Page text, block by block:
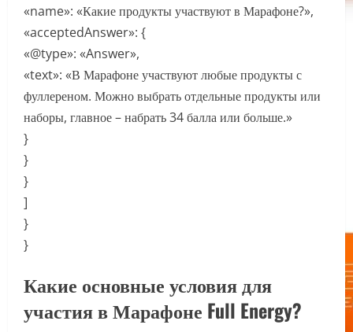
«name»: «Какие продукты участвуют в Марафоне?»,
«acceptedAnswer»: {
«@type»: «Answer»,
«text»: «В Марафоне участвуют любые продукты с
фуллереном. Можно выбрать отдельные продукты или
наборы, главное – набрать 34 балла или больше.»
}
}
}
]
}
}
Какие основные условия для
участия в Марафоне Full Energy?